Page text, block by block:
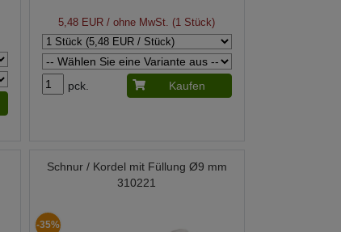
5,48 EUR / ohne MwSt. (1 Stück)
pck. Kaufen
Schnur / Kordel mit Füllung Ø9 mm
310221
-35%